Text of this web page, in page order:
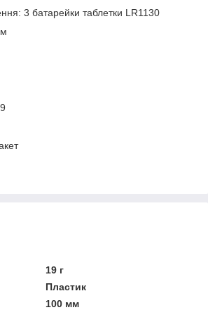
3 батарейки таблетки LR1130
19 г
Пластик
100 мм